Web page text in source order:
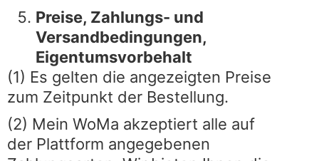
Preise, Zahlungs- und
Versandbedingungen,
Eigentumsvorbehalt
(1) Es gelten die angezeigten Preise
zum Zeitpunkt der Bestellung.
(2) Mein WoMa akzeptiert alle auf
der Plattform angegebenen